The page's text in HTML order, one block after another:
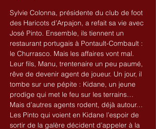
Sylvie Colonna, présidente du club de foot
des Haricots d’Arpajon, a refait sa vie avec
José Pinto. Ensemble, ils tiennent un
restaurant portugais à Pontault-Combault :
le Churrasco. Mais les affaires vont mal.
Leur fils, Manu, trentenaire un peu paumé,
rêve de devenir agent de joueur. Un jour, il
tombe sur une pépite : Kidane, un jeune
prodige qui met le feu sur les terrains…
Mais d’autres agents rodent, déjà autour…
Les Pinto qui voient en Kidane l’espoir de
sortir de la galère décident d’appeler à la